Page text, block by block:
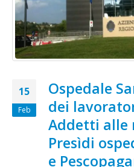
15
Feb
Ospedale
dei
Addetti alle
Presìdi
e